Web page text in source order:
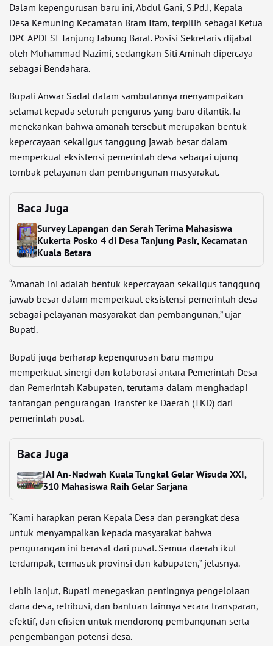
Dalam kepengurusan baru ini, Abdul Gani, S.Pd.I, Kepala
Desa Kemuning Kecamatan Bram Itam, terpilih sebagai Ketua
DPC APDESI Tanjung Jabung Barat. Posisi Sekretaris dijabat
oleh Muhammad Nazimi, sedangkan Siti Aminah dipercaya
sebagai Bendahara.
Bupati Anwar Sadat dalam sambutannya menyampaikan
selamat kepada seluruh pengurus yang baru dilantik. Ia
menekankan bahwa amanah tersebut merupakan bentuk
kepercayaan sekaligus tanggung jawab besar dalam
memperkuat eksistensi pemerintah desa sebagai ujung
tombak pelayanan dan pembangunan masyarakat.
Baca Juga
Survey Lapangan dan Serah Terima Mahasiswa
Kukerta Posko 4 di Desa Tanjung Pasir, Kecamatan
Kuala Betara
“Amanah ini adalah bentuk kepercayaan sekaligus tanggung
jawab besar dalam memperkuat eksistensi pemerintah desa
sebagai pelayanan masyarakat dan pembangunan,” ujar
Bupati.
Bupati juga berharap kepengurusan baru mampu
memperkuat sinergi dan kolaborasi antara Pemerintah Desa
dan Pemerintah Kabupaten, terutama dalam menghadapi
tantangan pengurangan Transfer ke Daerah (TKD) dari
pemerintah pusat.
Baca Juga
IAI An-Nadwah Kuala Tungkal Gelar Wisuda XXI,
310 Mahasiswa Raih Gelar Sarjana
“Kami harapkan peran Kepala Desa dan perangkat desa
untuk menyampaikan kepada masyarakat bahwa
pengurangan ini berasal dari pusat. Semua daerah ikut
terdampak, termasuk provinsi dan kabupaten,” jelasnya.
Lebih lanjut, Bupati menegaskan pentingnya pengelolaan
dana desa, retribusi, dan bantuan lainnya secara transparan,
efektif, dan efisien untuk mendorong pembangunan serta
pengembangan potensi desa.